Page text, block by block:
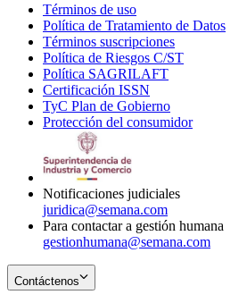
Términos de uso
in
new
window
Política de Tratamiento de Datos
Términos suscripciones
in
Política de Riesgos C/ST
Política SAGRILAFT
new
window
Certificación ISSN
in
new
TyC Plan de Gobierno
in
Protección del consumidorOpens
Notificaciones judiciales
juridica@semana.com
Para contactar a gestión humana
gestionhumana@semana.com
Contáctenos